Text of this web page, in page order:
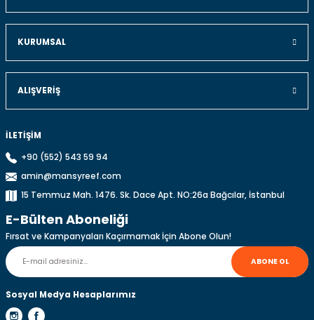
Ürün resmi kalitesiz, bozuk veya görüntülenemiyor.
Ürün açıklamasında eksik bilgiler bulunuyor.
Ürün bilgilerinde hatalar bulunuyor.
Bu ürüne benzer farklı alternatifler olmalı.
Gönder
KURUMSAL
ALIŞVERIŞ
İLETİŞİM
+90 (552) 543 59 94
amin@mansyreef.com
15 Temmuz Mah. 1476. Sk. Dace Apt. NO:26a Bağcılar, İstanbul
E-Bülten Aboneliği
Fırsat ve Kampanyaları Kaçırmamak İçin Abone Olun!
ABONE OL
Sosyal Medya Hesaplarımız